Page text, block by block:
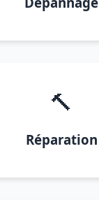
🔨
Réparation